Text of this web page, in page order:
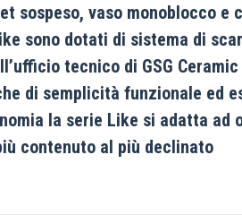
sospeso, vaso monoblocco e
sono dotati di sistema di
tecnico di GSG
di semplicità funzionale ed
la serie Like si adatta ad
contenuto al più declinato